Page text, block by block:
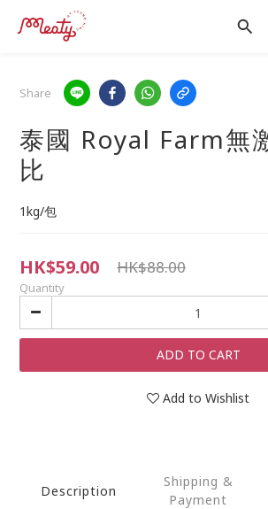
Share
泰國 Royal Farm無
比
1kg/包
HK$59.00 HK$88.00
Quantity
ADD TO CART
Add to Wishlist
Description
Shipping &
Payment